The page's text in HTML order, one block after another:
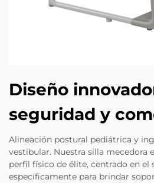
Diseño
seguridad y
Alineación postural pediátrica y
vestibular. Nuestra silla mecedora
perfil físico de élite, centrado en el
específicamente para brindar